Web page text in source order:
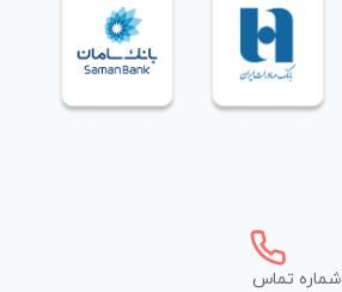
شماره تماس